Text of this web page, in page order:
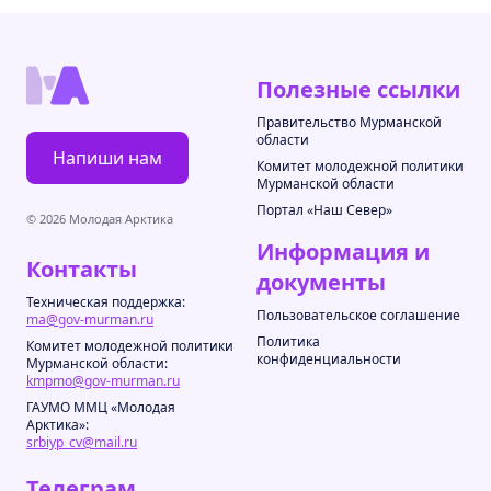
Напиши нам
© 2026 Молодая Арктика
Контакты
Техническая поддержка:
ma@gov-murman.ru
Комитет молодежной политики
Мурманской области:
kmpmo@gov-murman.ru
ГАУМО ММЦ «Молодая
Арктика»:
srbiyp_cv@mail.ru
Полезные ссылки
Правительство Мурманской
области
Комитет молодежной политики
Мурманской области
Портал «Наш Север»
Информация и
документы
Пользовательское соглашение
Политика
конфиденциальности